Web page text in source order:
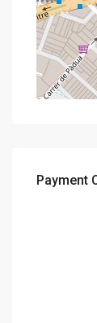
Payment